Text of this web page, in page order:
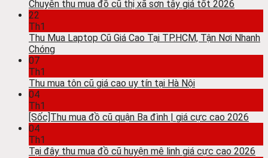
Chuyên thu mua đồ cũ thị xã sơn tây giá tốt 2026
22
Th1
Thu Mua Laptop Cũ Giá Cao Tại TP.HCM, Tận Nơi Nhanh
Chóng
07
Th1
Thu mua tôn cũ giá cao uy tín tại Hà Nội
04
Th1
[Sốc]Thu mua đồ cũ quận Ba đình | giá cực cao 2026
04
Th1
Tại đây thu mua đồ cũ huyện mê linh giá cực cao 2026